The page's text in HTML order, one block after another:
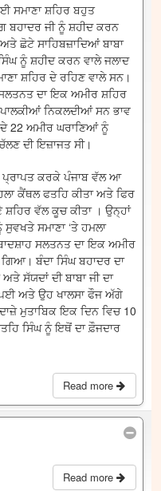
ਸਮਾਣਾ ਸ਼ਹਿਰ ਬਹੁਤ
ਬਹਾਦਰ ਜੀ ਨੂੰ ਸ਼ਹੀਦ ਕਰਨ
ਛੋਟੇ ਸਾਹਿਬਜ਼ਾਦਿਆਂ ਬਾਬਾ
ਨੂੰ ਸ਼ਹੀਦ ਕਰਨ ਵਾਲੇ ਜਲਾਦ
ਸ਼ਹਿਰ ਦੇ ਰਹਿਣ ਵਾਲੇ ਸਨ।
ਦਾ ਇਕ ਅਮੀਰ ਸ਼ਹਿਰ
ਨਿਕਲਦੀਆਂ ਸਨ ਭਾਵ
22 ਅਮੀਰ ਘਰਾਣਿਆਂ ਨੂੰ
ਦੀ ਇਜ਼ਾਜਤ ਸੀ।
ਪ੍ਰਾਪਤ ਕਰਕੇ ਪੰਜਾਬ ਵੱਲ ਆ
ਕੈਂਥਲ ਫਤਹਿ ਕੀਤਾ ਅਤੇ ਫਿਰ
ਵੱਲ ਕੂਚ ਕੀਤਾ । ਉਨ੍ਹਾਂ
ਸਮਾਣਾ ‘ਤੇ ਹਮਲਾ
ਸਲਤਨਤ ਦਾ ਇਕ ਅਮੀਰ
ਗਿਆ। ਬੰਦਾ ਸਿੰਘ ਬਹਾਦਰ ਦਾ
ਸੱਯਦਾਂ ਦੀ ਬਾਬਾ ਜੀ ਦਾ
ਪਈ ਅਤੇ ਉਹ ਖਾਲਸਾ ਫੌਜ ਅੱਗੇ
ਮੁਤਾਬਿਕ ਇਕ ਦਿਨ ਵਿਚ 10
ਸਿੰਘ ਨੂੰ ਇਥੋਂ ਦਾ ਫ਼ੌਜਦਾਰ
Read more
Read more